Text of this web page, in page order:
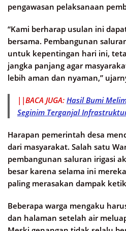
pengawasan pelaksanaan
“Kami berharap usulan ini
bersama. Pembangunan
untuk kepentingan hari ini,
jangka panjang agar
lebih aman dan nyaman,”
||BACA JUGA: Hasil Bumi
Seginim Terganjal
Harapan pemerintah desa
dari masyarakat. Salah satu
pembangunan saluran irigasi
besar karena selama ini
paling merasakan dampak
Beberapa warga mengaku
dan halaman setelah air